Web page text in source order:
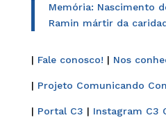
Memória: Nascimento
Ramin mártir da
| Fale conosco! | Nos
| Projeto Comunicando
| Portal C3 | Instagram C3